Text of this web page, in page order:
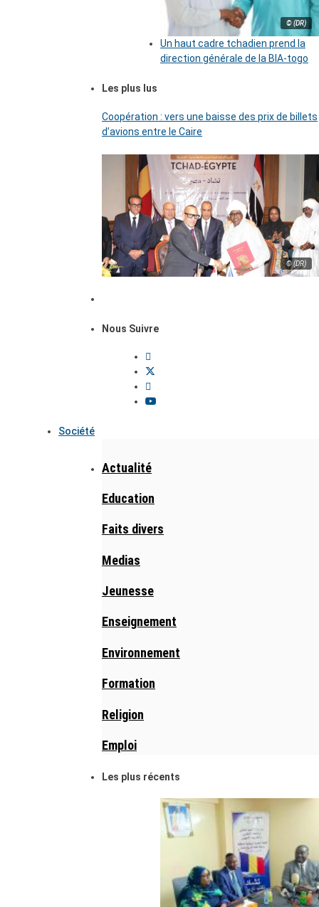
© (DR)
Un haut cadre tchadien prend la
direction générale de la BIA-togo
Les plus lus
Coopération : vers une baisse des prix de billets
d’avions entre le Caire
© (DR)
Nous Suivre
Société
Actualité
Education
Faits divers
Medias
Jeunesse
Enseignement
Environnement
Formation
Religion
Emploi
Les plus récents